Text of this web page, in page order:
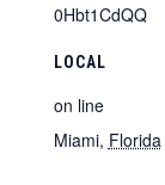
0Hbt1CdQQ
LOCAL
on line
Miami, Florida